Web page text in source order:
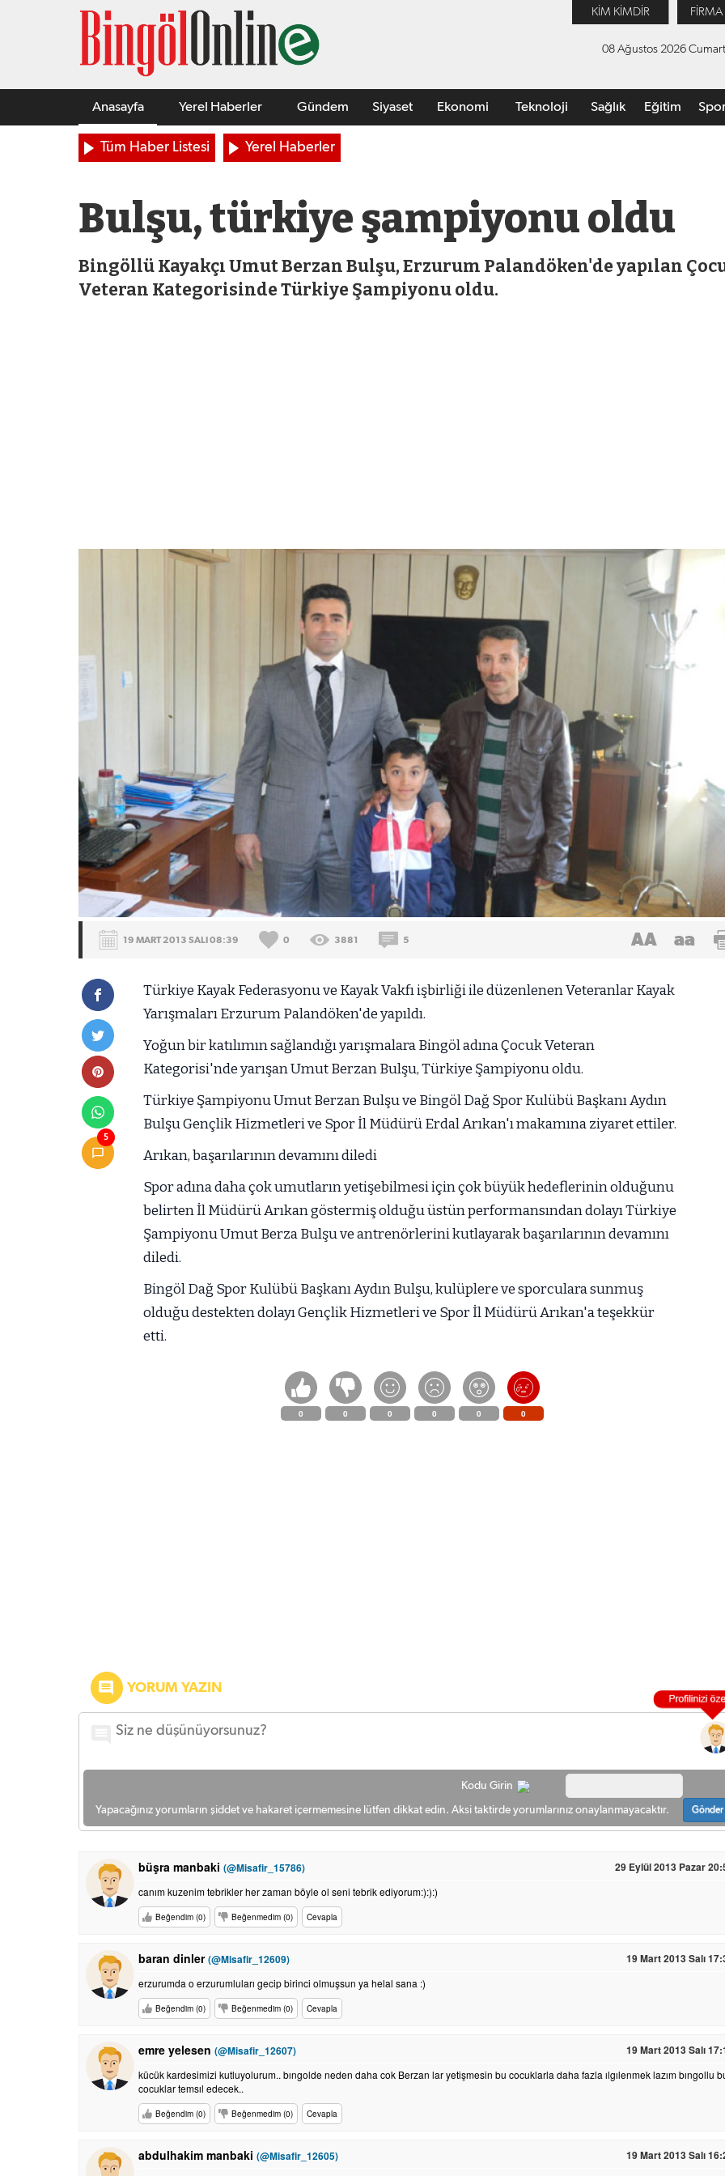
KİM KİMDİR FİRMA
08 Ağustos 2026
Anasayfa Yerel Haberler Gündem Siyaset Ekonomi Teknoloji Sağlık Eğitim
Tüm Haber Listesi Yerel Haberler
Bulşu, türkiye şampiyonu oldu
Bingöllü Kayakçı Umut Berzan Bulşu, Erzurum Palandöken'de yapılan
Veteran Kategorisinde Türkiye Şampiyonu oldu.
19 MART 2013 SALI 08:39 0 3881 5 AA aa
5
Türkiye Kayak Federasyonu ve Kayak Vakfı işbirliği ile düzenlenen Veteranlar Kayak
Yarışmaları Erzurum Palandöken'de yapıldı.
Yoğun bir katılımın sağlandığı yarışmalara Bingöl adına Çocuk Veteran
Kategorisi'nde yarışan Umut Berzan Bulşu, Türkiye Şampiyonu oldu.
Türkiye Şampiyonu Umut Berzan Bulşu ve Bingöl Dağ Spor Kulübü Başkanı Aydın
Bulşu Gençlik Hizmetleri ve Spor İl Müdürü Erdal Arıkan'ı makamına ziyaret ettiler.
Arıkan, başarılarının devamını diledi
Spor adına daha çok umutların yetişebilmesi için çok büyük hedeflerinin olduğunu
belirten İl Müdürü Arıkan göstermiş olduğu üstün performansından dolayı Türkiye
Şampiyonu Umut Berza Bulşu ve antrenörlerini kutlayarak başarılarının devamını
diledi.
Bingöl Dağ Spor Kulübü Başkanı Aydın Bulşu, kulüplere ve sporculara sunmuş
olduğu destekten dolayı Gençlik Hizmetleri ve Spor İl Müdürü Arıkan'a teşekkür
etti.
0 0 0 0 0 0
YORUM YAZIN
Kodu Girin
Yapacağınız yorumların şiddet ve hakaret içermemesine lütfen dikkat edin. Aksi taktirde yorumlarınız onaylanmayacaktır. Gönder
büşra manbaki (@Misafir_15786) 29 Eylül 2013 Pazar
canım kuzenim tebrikler her zaman böyle ol seni tebrik ediyorum:):):)
Beğendim (0) Beğenmedim (0) Cevapla
baran dinler(@Misafir_12609) 19 Mart 2013 Salı
erzurumda o erzurumluları gecip birinci olmuşsun ya helal sana :)
Beğendim (0) Beğenmedim (0) Cevapla
emre yelesen (@Misafir_12607) 19 Mart 2013 Salı
kücük kardesimizi kutluyolurum.. bıngolde neden daha cok Berzan lar yetişmesin bu cocuklarla daha fazla ılgılenmek lazım bıngollu
cocuklar temsıl edecek..
Beğendim (0) Beğenmedim (0) Cevapla
abdulhakim manbaki (@Misafir_12605) 19 Mart 2013 Salı